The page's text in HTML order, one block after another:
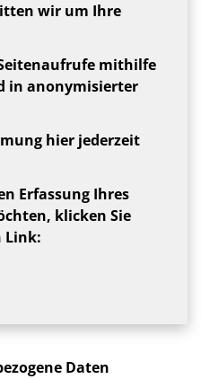
wir um Ihre
mithilfe
in anonymisierter
hier jederzeit
Erfassung Ihres
klicken Sie
Link:
Daten